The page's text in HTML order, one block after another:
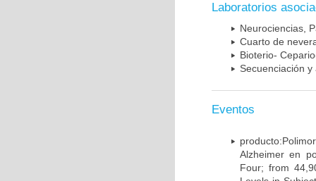
Laboratorios
Neurociencias,
Cuarto de
Bioterio-
Secuenciación
Eventos
Alzheimer en
Four; from